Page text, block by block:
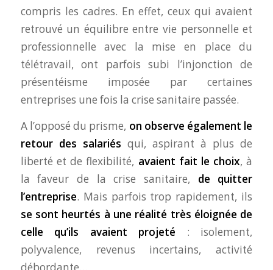
compris les cadres. En effet, ceux qui avaient
retrouvé un équilibre entre vie personnelle et
professionnelle avec la mise en place du
télétravail, ont parfois subi l’injonction de
présentéisme imposée par certaines
entreprises une fois la crise sanitaire passée.
A l’opposé du prisme, on observe également le
retour des salariés qui, aspirant à plus de
liberté et de flexibilité, avaient fait le choix, à
la faveur de la crise sanitaire, de quitter
l’entreprise. Mais parfois trop rapidement, ils
se sont heurtés à une réalité très éloignée de
celle qu’ils avaient projeté : isolement,
polyvalence, revenus incertains, activité